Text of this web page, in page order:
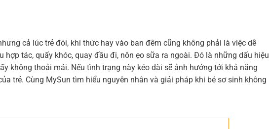
cả lúc trẻ đói, khi thức hay vào ban đêm cũng không phải là việc dễ
hợp tác, quấy khóc, quay đầu đi, nôn ẹo sữa ra ngoài. Đó là những dấu hiệu
không thoải mái. Nếu tình trạng này kéo dài sẽ ảnh hưởng tới khả năng
trẻ. Cùng MySun tìm hiểu nguyên nhân và giải pháp khi bé sơ sinh không